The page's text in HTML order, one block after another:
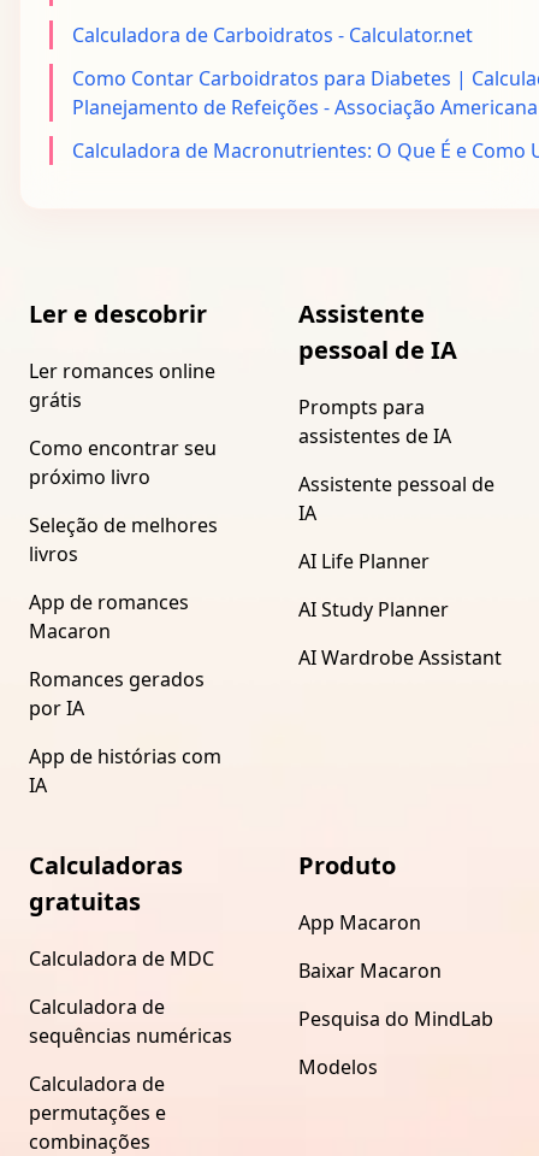
Calculadora de Carboidratos - Calculator.net
Como Contar Carboidratos para Diabetes |
Planejamento de Refeições - Associação
Calculadora de Macronutrientes: O Que É e Como
Ler e descobrir
Ler romances online
grátis
Como encontrar seu
próximo livro
Seleção de melhores
livros
App de romances
Macaron
Romances gerados
por IA
App de histórias com
IA
Assistente
pessoal de IA
Prompts para
assistentes de IA
Assistente pessoal de
IA
AI Life Planner
AI Study Planner
AI Wardrobe Assistant
Calculadoras
gratuitas
Calculadora de MDC
Calculadora de
sequências numéricas
Calculadora de
permutações e
combinações
Produto
App Macaron
Baixar Macaron
Pesquisa do MindLab
Modelos